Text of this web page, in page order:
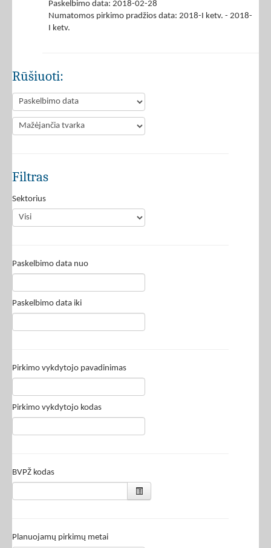
Paskelbimo data: 2018-02-28
Numatomos pirkimo pradžios data: 2018-I ketv. - 2018-
I ketv.
Rūšiuoti:
Filtras
Sektorius
Paskelbimo data nuo
Paskelbimo data iki
Pirkimo vykdytojo pavadinimas
Pirkimo vykdytojo kodas
BVPŽ kodas
Planuojamų pirkimų metai